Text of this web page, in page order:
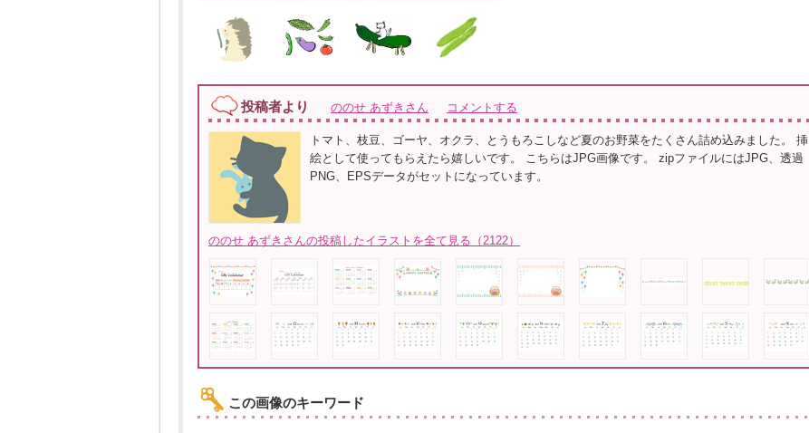
投稿者より ののせ あずきさん コメントする
トマト、枝豆、ゴーヤ、オクラ、とうもろこしなど夏のお野菜をたくさん詰め込みました。 挿
絵として使ってもらえたら嬉しいです。 こちらはJPG画像です。 zipファイルにはJPG、透過
PNG、EPSデータがセットになっています。
ののせ あずきさんの投稿したイラストを全て見る（2122）
この画像のキーワード